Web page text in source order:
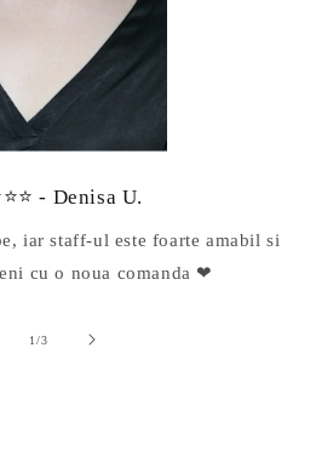
- Denisa U.
iar staff-ul este foarte amabil si
cu o noua comanda ❤
1/din
3